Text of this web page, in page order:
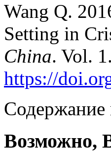
Wang Q.
Setting in
China. Vol.
https://
Содержание
Возможно,